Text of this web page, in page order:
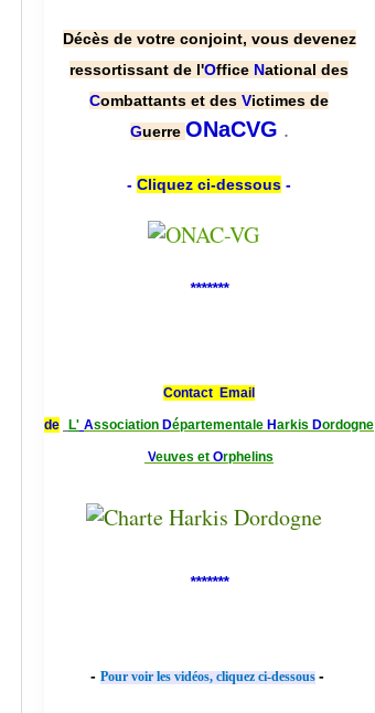
Décès de votre conjoint, vous devenez
ressortissant de l'Office National des
Combattants et des Victimes de
Guerre ONaCVG .
- Cliquez ci-dessous -
*******
Contact Email
de L' Association Départementale Harkis Dordogne
Veuves et Orphelins
*******
- Pour voir les vidéos, cliquez ci-dessous -